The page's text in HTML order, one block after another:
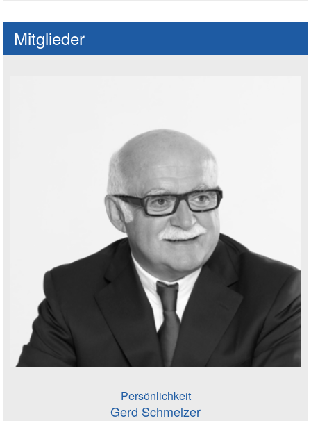
Mitglieder
Persönlichkeit
Gerd Schmelzer